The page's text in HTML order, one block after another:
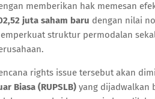
memberikan hak memesan
juta saham baru dengan nilai
struktur permodalan
rights issue tersebut akan
Biasa (RUPSLB) yang dijadwalkan